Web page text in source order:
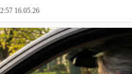
16.05.26